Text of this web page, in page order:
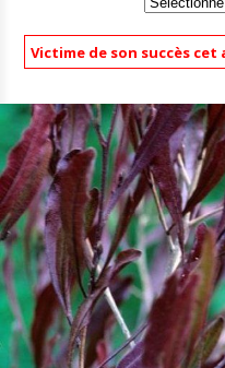
Victime de son succès